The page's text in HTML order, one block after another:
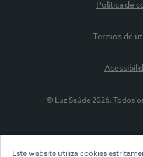
Este website utiliza cookies
Política de
Termos de
© Luz Saúde 2026. Todos